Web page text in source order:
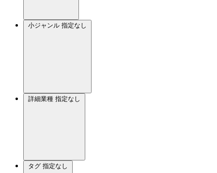
小ジャンル 指定なし
詳細業種 指定なし
タグ 指定なし